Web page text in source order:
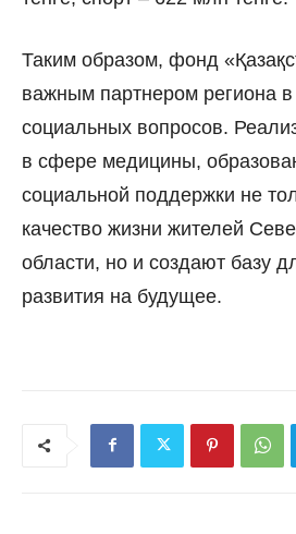
Таким образом, фонд
важным партнером региона
социальных вопросов.
в сфере медицины,
социальной поддержки не
качество жизни жителей
области, но и создают базу
развития на будущее.